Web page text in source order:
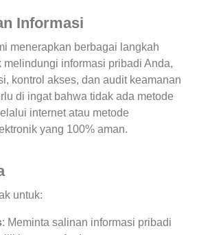
Informasi
menerapkan berbagai langkah
melindungi informasi pribadi Anda,
kontrol akses, dan audit keamanan
di ingat bahwa tidak ada metode
internet atau metode
yang 100% aman.
untuk:
: Meminta salinan informasi pribadi